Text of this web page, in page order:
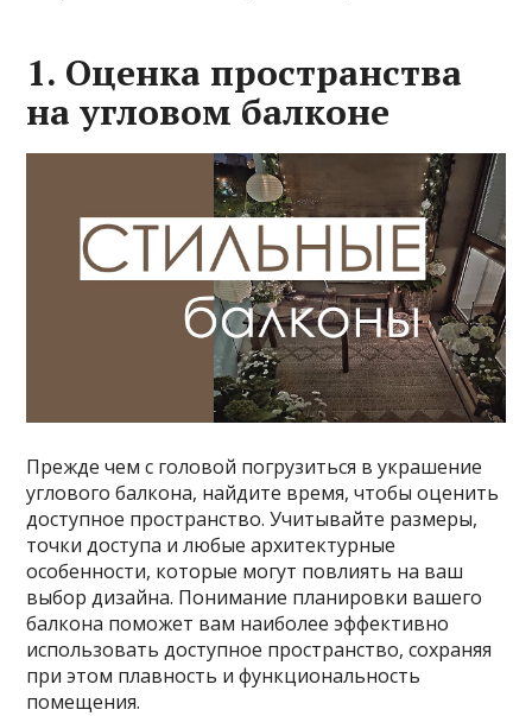
1. Оценка пространства
на угловом балконе
Прежде чем с головой погрузиться в украшение
углового балкона, найдите время, чтобы оценить
доступное пространство. Учитывайте размеры,
точки доступа и любые архитектурные
особенности, которые могут повлиять на ваш
выбор дизайна. Понимание планировки вашего
балкона поможет вам наиболее эффективно
использовать доступное пространство, сохраняя
при этом плавность и функциональность
помещения.